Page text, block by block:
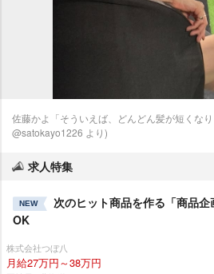
佐藤かよ「そういえば、どんどん髪が短くな
@satokayo1226 より)
求人特集
NEW
次のヒット商品を作る「商品
OK
株式会社つぼ八
月給27万円～38万円